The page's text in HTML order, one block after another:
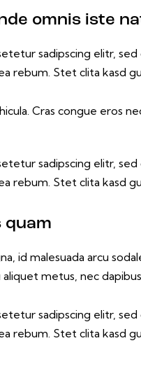
omnis iste
sadipscing elitr,
rebum. Stet clita kasd
Cras congue eros
sadipscing elitr,
rebum. Stet clita kasd
quam
id malesuada arcu
metus, nec dapibus
sadipscing elitr,
rebum. Stet clita kasd